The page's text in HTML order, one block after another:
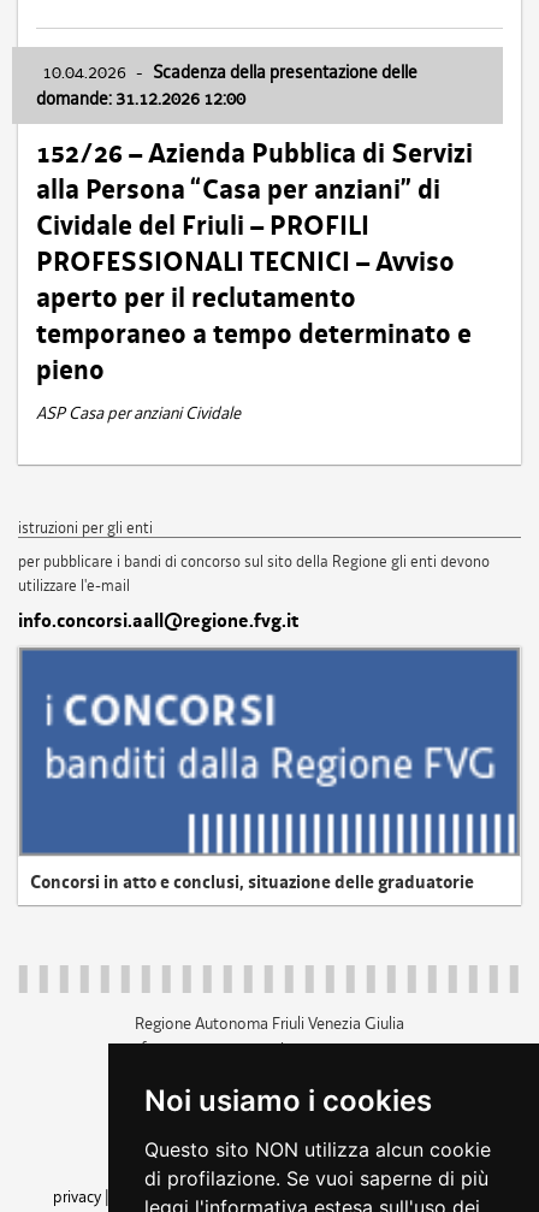
Noi usiamo i cookies
Questo sito NON utilizza alcun cookie
di profilazione. Se vuoi saperne di più
leggi l'informativa estesa sull'uso dei
10.04.2026 - Scadenza della presentazione delle
domande: 31.12.2026 12:00
152/26 – Azienda Pubblica di Servizi
alla Persona “Casa per anziani” di
Cividale del Friuli – PROFILI
PROFESSIONALI TECNICI – Avviso
aperto per il reclutamento
temporaneo a tempo determinato e
pieno
ASP Casa per anziani Cividale
istruzioni per gli enti
per pubblicare i bandi di concorso sul sito della Regione gli enti devono
utilizzare l'e-mail
info.concorsi.aall@regione.fvg.it
Concorsi in atto e conclusi, situazione delle graduatorie
Regione Autonoma Friuli Venezia Giulia
c.f. 80014930327; p.iva 00526040324
+39 040 3771111
amministrazione trasparente
privacy
cookie |note legali accessibilità
dichiarazione di